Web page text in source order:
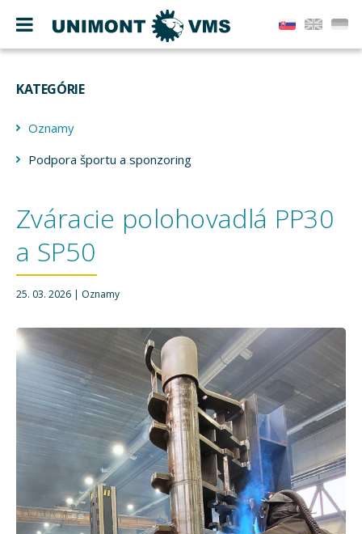
KATEGÓRIE
Oznamy
Podpora športu a sponzoring
Zváracie polohovadlá PP30
a SP50
25. 03. 2026 Oznamy